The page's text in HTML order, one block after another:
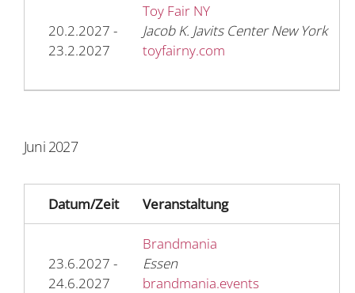
20.2.2027 -
23.2.2027
Toy Fair NY
Jacob K. Javits Center New York
toyfairny.com
Juni 2027
Datum/Zeit Veranstaltung
23.6.2027 -
24.6.2027
Brandmania
Essen
brandmania.events